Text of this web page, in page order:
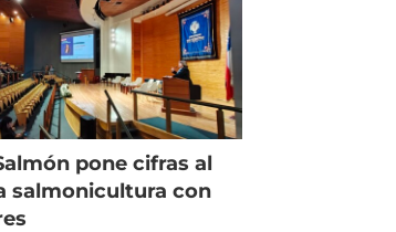
pone cifras al
salmonicultura con